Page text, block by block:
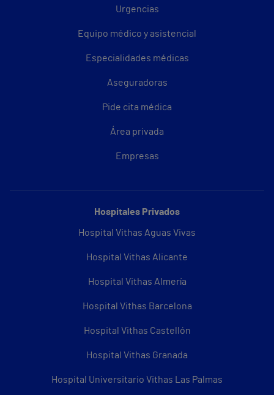
Urgencias
Equipo médico y asistencial
Especialidades médicas
Aseguradoras
Pide cita médica
Área privada
Empresas
Hospitales Privados
Hospital Vithas Aguas Vivas
Hospital Vithas Alicante
Hospital Vithas Almería
Hospital Vithas Barcelona
Hospital Vithas Castellón
Hospital Vithas Granada
Hospital Universitario Vithas Las Palmas